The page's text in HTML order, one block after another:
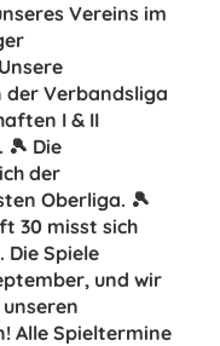
Vereins im
Verbandsliga
I & II
Die
der
Oberliga. 🎾
30 misst sich
Spiele
und wir
Alle Spieltermine